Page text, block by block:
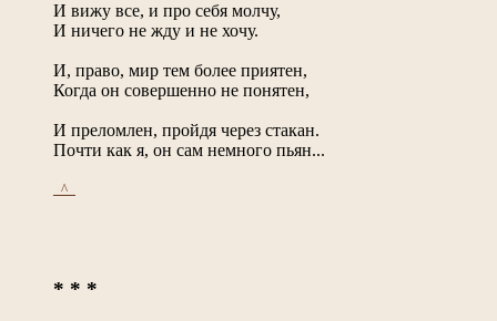
И вижу все, и про себя молчу,
И ничего не жду и не хочу.
И, право, мир тем более приятен,
Когда он совершенно не понятен,
И преломлен, пройдя через стакан.
Почти как я, он сам немного пьян...
_^_
* * *